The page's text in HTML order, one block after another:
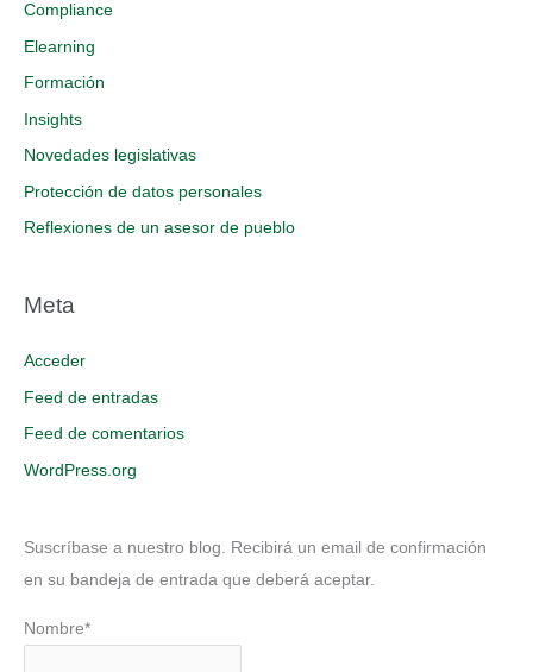
Compliance
Elearning
Formación
Insights
Novedades legislativas
Protección de datos personales
Reflexiones de un asesor de pueblo
Meta
Acceder
Feed de entradas
Feed de comentarios
WordPress.org
Suscríbase a nuestro blog. Recibirá un email de confirmación
en su bandeja de entrada que deberá aceptar.
Nombre*